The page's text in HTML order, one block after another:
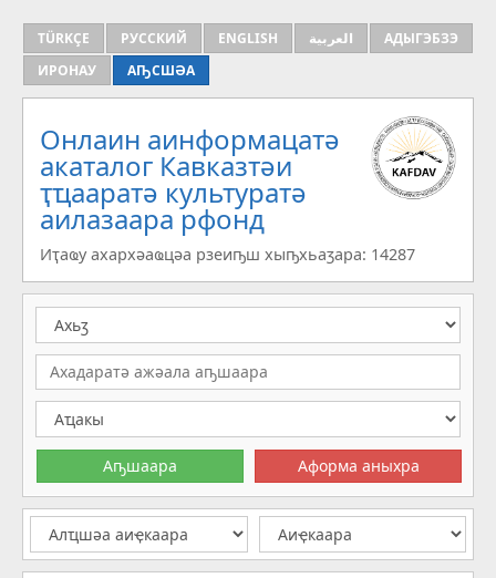
TÜRKÇE РУССКИЙ ENGLISH العربية
АДЫГЭБЗЭ
ИРОНАУ
АҦСШӘА
Онлаин аинформацатә
aкаталог Кавказтәи
ҭҵааратә культуратә
аилазаара рфонд
Иҭаҩу ахархәаҩцәа рзеиҧш хыҧхьаӡара: 14287